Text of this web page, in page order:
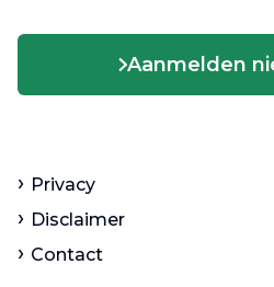
Aanmelden
Privacy
Disclaimer
Contact